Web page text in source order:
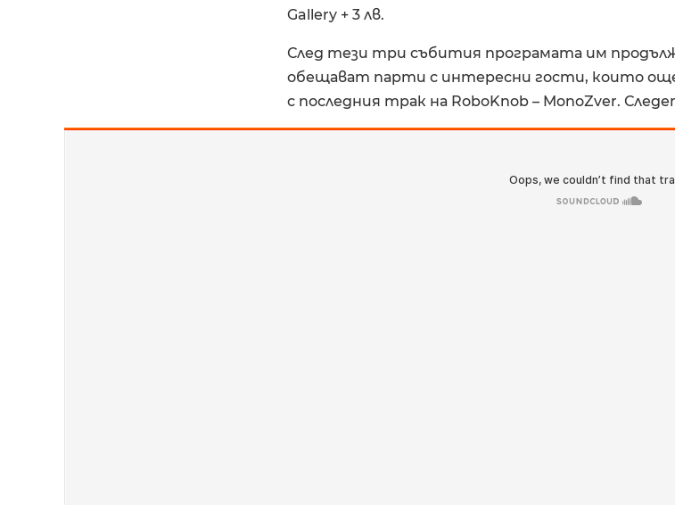
Gallery + 3 лв.
След тези три събития програмата им
обещават парти с интересни гости, които
с последния трак на RoboKnob – MonoZver.